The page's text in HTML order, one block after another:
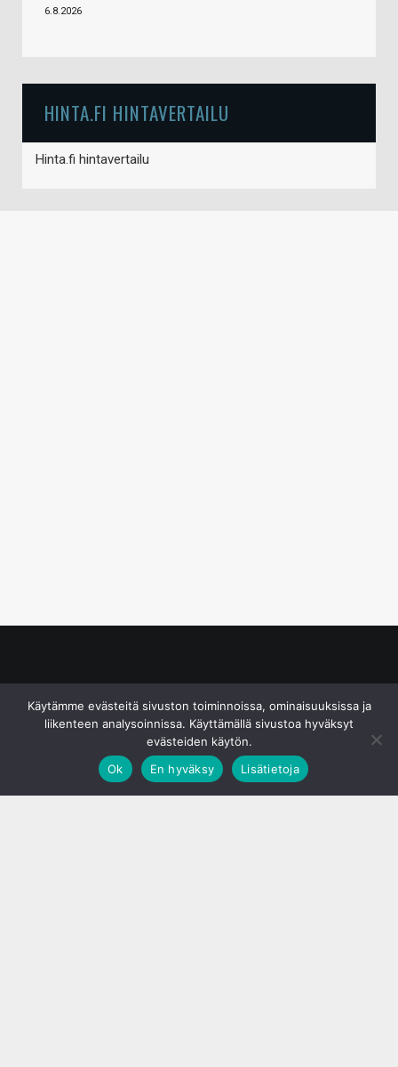
6.8.2026
HINTA.FI HINTAVERTAILU
Hinta.fi hintavertailu
Käytämme evästeitä sivuston toiminnoissa, ominaisuuksissa ja
liikenteen analysoinnissa. Käyttämällä sivustoa hyväksyt
evästeiden käytön.
Ok
En hyväksy Lisätietoja